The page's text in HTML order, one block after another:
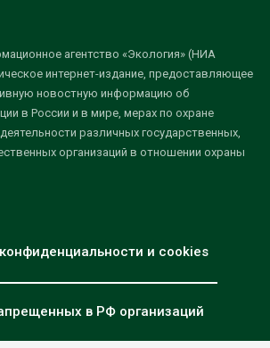
агентство «Экология» (НИА
интернет-издание, предоставляющее
новостную информацию об
в России и в мире, мерах по охране
различных государственных,
организаций в отношении охраны
и cookies
в РФ организаций